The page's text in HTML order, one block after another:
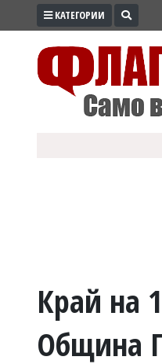
ПРОМО
ВОЙНАТА
УКРАЙНА
КАТЕГОРИИ
Край на
Община